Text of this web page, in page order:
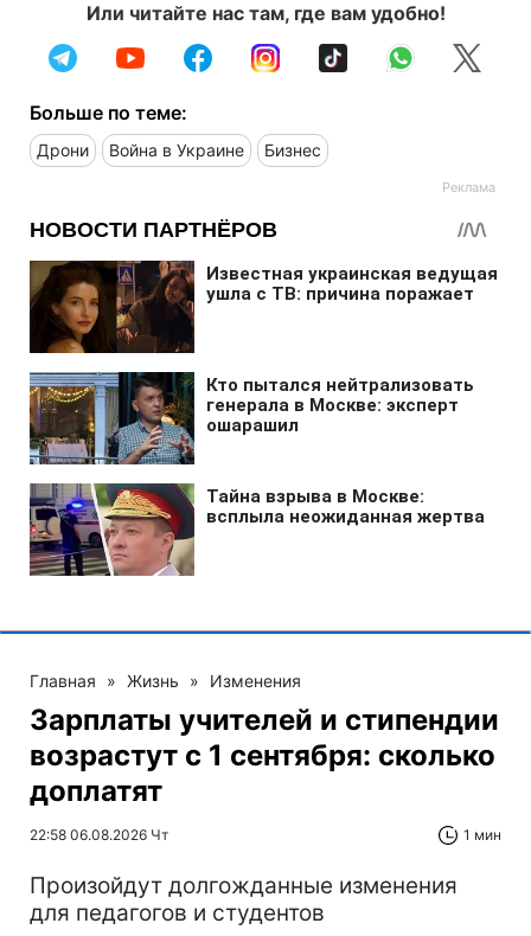
Или читайте нас там, где вам удобно!
Больше по теме:
Дрони Война в Украине Бизнес
Главная » Жизнь » Изменения
Зарплаты учителей и стипендии
возрастут с 1 сентября: сколько
доплатят
22:58 06.08.2026 Чт 1 мин
Произойдут долгожданные изменения
для педагогов и студентов